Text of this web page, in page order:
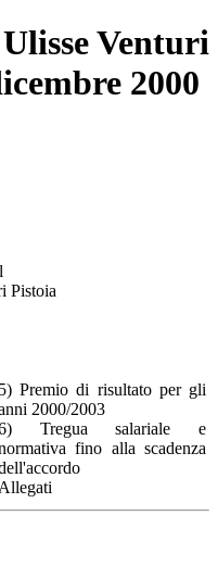
Venturi
2000
Pistoia
5) Premio di risultato per gli
2000/2003
Tregua salariale e
fino alla scadenza
Allegati